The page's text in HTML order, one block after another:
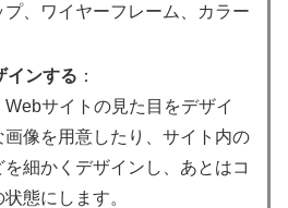
、ワイヤーフレーム、カラー
インする ：
Webサイトの見た目をデザイ
画像を用意したり、サイト内の
細かくデザインし、あとはコ
態にします。